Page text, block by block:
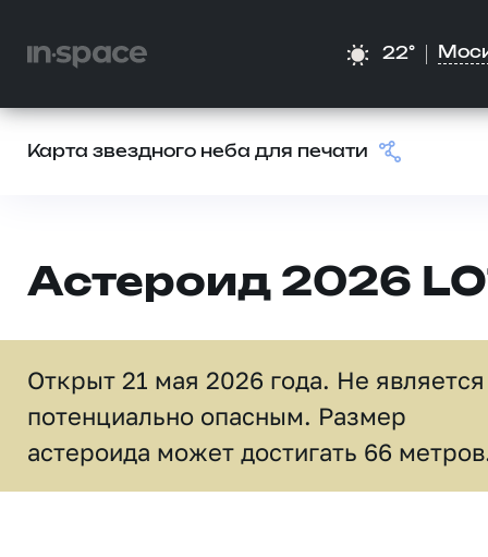
22°
Карта звездного неба для печати
Астероид 2026
Открыт 21 мая 2026 года. Не является
потенциально опасным. Размер
астероида может достигать 66